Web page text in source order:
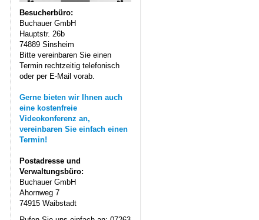
Besucherbüro:
Buchauer GmbH
Hauptstr. 26b
74889 Sinsheim
Bitte vereinbaren Sie einen
Termin rechtzeitig telefonisch
oder per E-Mail vorab.
Gerne bieten wir Ihnen auch
eine kostenfreie
Videokonferenz an,
vereinbaren Sie einfach einen
Termin!
Postadresse und
Verwaltungsbüro:
Buchauer GmbH
Ahornweg 7
74915 Waibstadt